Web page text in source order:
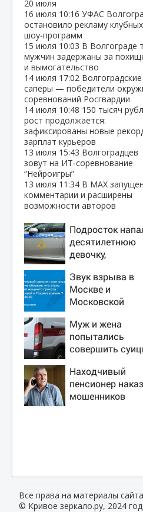
20 июля
16 июля 10:16 УФАС
остановило рекламу клубных
шоу‑программ
15 июля 10:03 В Волгограде
мужчин задержаны за
и вымогательство
14 июля 17:02 Волгоградские
сапёры — победители
соревнований Росгвардии
14 июля 10:48 150 тысяч
рост продолжается:
зафиксированы новые
зарплат курьеров
13 июля 15:43 Волгоградцев
зовут на ИТ‑соревнование
“Нейроигры”
13 июля 11:34 В МАХ
комментарии и расширены
возможности авторов
Подросток
десятилетнюю
девочку,
квартиру
Звук взрыва в
Москве и
Московской
2026 года:
источник, откуда
был громкий
Муж и жена
попытались
совершить
оперативные
службы
Находчивый
пенсионер
мошенников
Все права на материалы
© Кривое зеркало.ру, 2024